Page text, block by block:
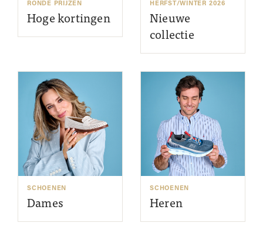
RONDE PRIJZEN
Hoge kortingen
HERFST/WINTER 2026
Nieuwe
collectie
SCHOENEN
Dames
SCHOENEN
Heren